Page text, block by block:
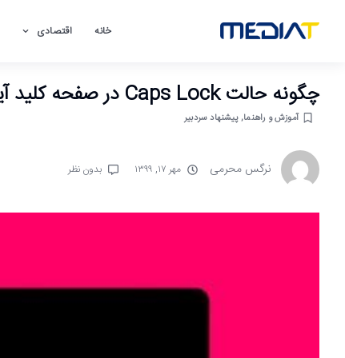
خانه اقتصادی
چگونه حالت Caps Lock در صفحه کلید آیپد را غیرفعال کنیم؟
آموزش و راهنما,پیشنهاد سردبیر
نرگس محرمی مهر ۱۷, ۱۳۹۹ بدون نظر